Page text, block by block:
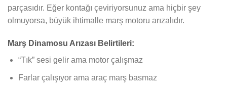
parçasıdır. Eğer kontağı çeviriyorsunuz ama hiçbir şey
olmuyorsa, büyük ihtimalle marş motoru arızalıdır.
Marş Dinamosu Arızası Belirtileri:
“Tık” sesi gelir ama motor çalışmaz
Farlar çalışıyor ama araç marş basmaz